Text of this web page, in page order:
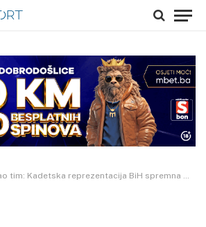
Kadetska reprezentacija BiH spremna za nastup na EP